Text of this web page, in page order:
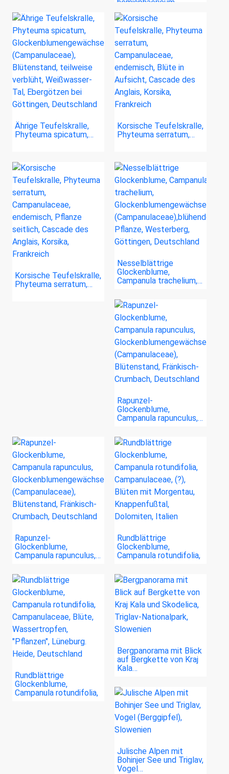
hemisphaericum,…
Ährige Teufelskralle,
Phyteuma spicatum,…
Korsische Teufelskralle,
Phyteuma serratum,…
Korsische Teufelskralle,
Phyteuma serratum,…
Nesselblättrige
Glockenblume,
Campanula trachelium,…
Rapunzel-
Glockenblume,
Campanula rapunculus,…
Rapunzel-
Glockenblume,
Campanula rapunculus,…
Rundblättrige
Glockenblume,
Campanula rotundifolia,
Rundblättrige
Glockenblume,
Campanula rotundifolia,
Bergpanorama mit Blick
auf Bergkette von Kraj
Kala…
Julische Alpen mit
Bohinjer See und Triglav,
Vogel…